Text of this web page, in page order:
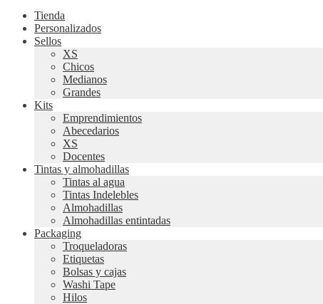
Tienda
Personalizados
Sellos
XS
Chicos
Medianos
Grandes
Kits
Emprendimientos
Abecedarios
XS
Docentes
Tintas y almohadillas
Tintas al agua
Tintas Indelebles
Almohadillas
Almohadillas entintadas
Packaging
Troqueladoras
Etiquetas
Bolsas y cajas
Washi Tape
Hilos